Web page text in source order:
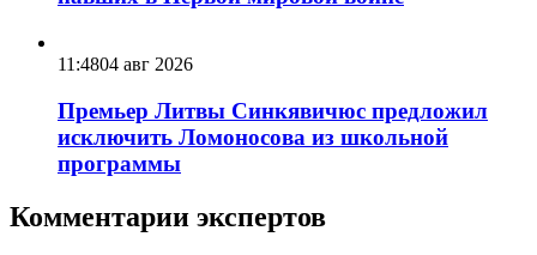
11:4804 авг 2026
Премьер Литвы Синкявичюс предложил
исключить Ломоносова из школьной
программы
Комментарии экспертов